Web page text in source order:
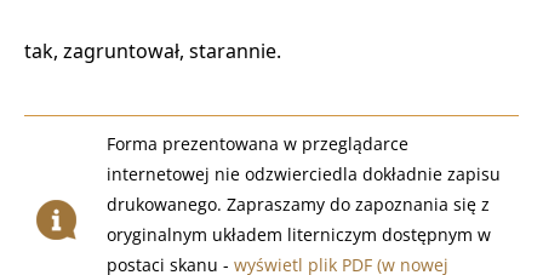
tak, zagruntował, starannie.
Forma prezentowana w przeglądarce
internetowej nie odzwierciedla dokładnie zapisu
drukowanego. Zapraszamy do zapoznania się z
oryginalnym układem literniczym dostępnym w
postaci skanu - wyświetl plik PDF (w nowej